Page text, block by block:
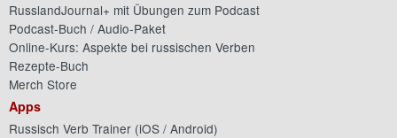
RusslandJournal+ mit Übungen zum Podcast
Podcast-Buch / Audio-Paket
Online-Kurs: Aspekte bei russischen Verben
Rezepte-Buch
Merch Store
Apps
Russisch Verb Trainer (iOS / Android)